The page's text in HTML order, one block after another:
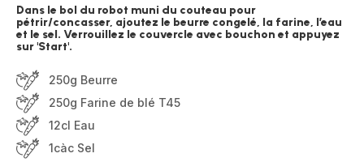
Dans le bol du robot muni du couteau pour
pétrir/concasser, ajoutez le beurre congelé, la farine, l’eau
et le sel. Verrouillez le couvercle avec bouchon et appuyez
sur 'Start'.
250g Beurre
250g Farine de blé T45
12cl Eau
1càc Sel